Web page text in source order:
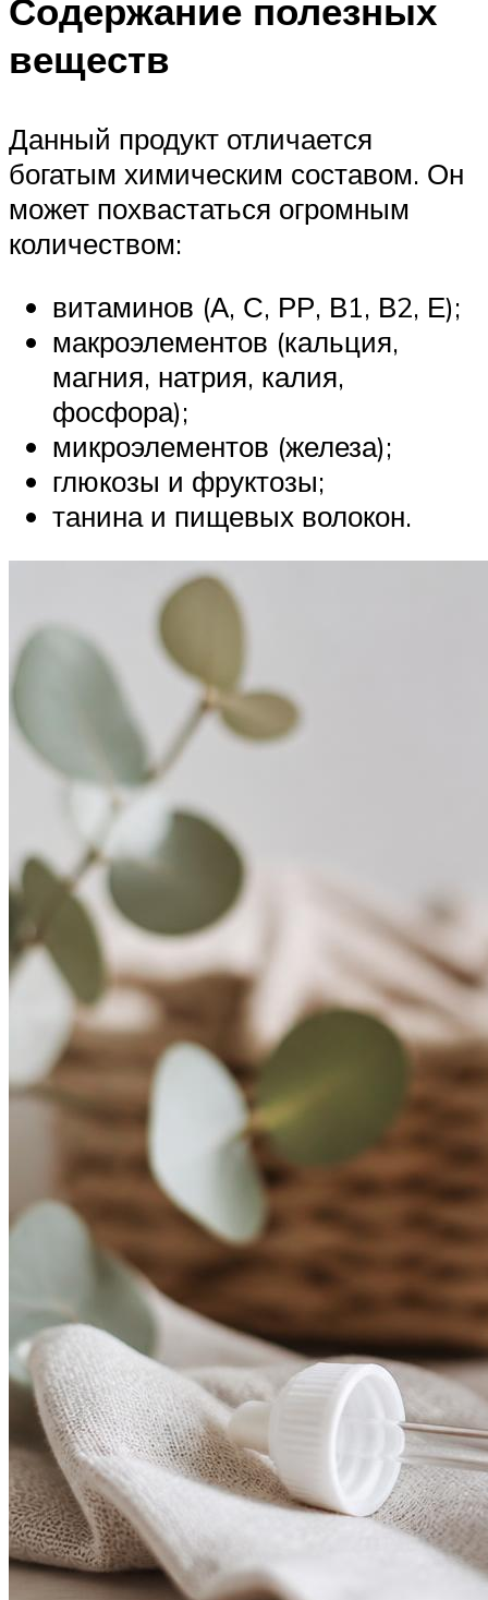
Содержание полезных
веществ
Данный продукт отличается
богатым химическим составом. Он
может похвастаться огромным
количеством:
витаминов (А, С, РР, В1, В2, Е);
макроэлементов (кальция,
магния, натрия, калия,
фосфора);
микроэлементов (железа);
глюкозы и фруктозы;
танина и пищевых волокон.